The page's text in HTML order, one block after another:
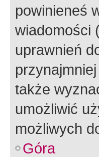
powinieneś
wiadomości
uprawnień
także
umożliwić
możliwych
Góra